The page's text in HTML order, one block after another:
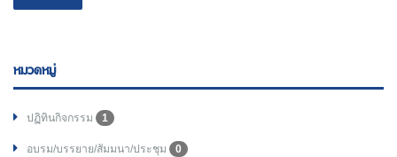
หมวดหมู่
ปฏิทินกิจกรรม 1
อบรม/บรรยาย/สัมมนา/ประชุม 0